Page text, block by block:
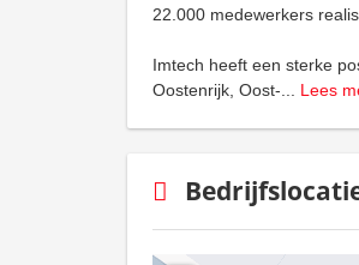
22.000 medewerkers
Imtech heeft een sterke
Oostenrijk, Oost-
Lees